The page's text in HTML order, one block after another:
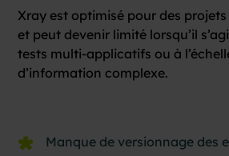
Xray est optimisé pour des
et peut devenir limité lorsqu’il
tests multi-applicatifs ou à
d’information complexe.
Manque de versionnage des